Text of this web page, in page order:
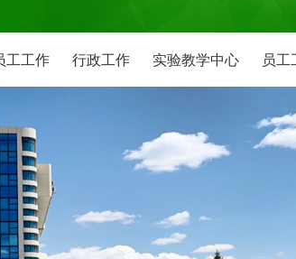
工工作 行政工作 实验教学中心 员工